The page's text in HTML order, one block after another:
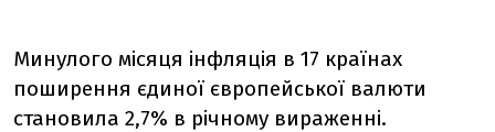
Минулого місяця інфляція в 17 країнах
поширення єдиної європейської валюти
становила 2,7% в річному вираженні.